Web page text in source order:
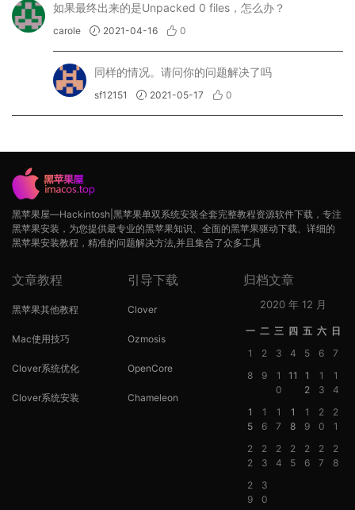
如果最终出来的是Unpacked 0 files，怎么办？
carole 2021-04-16 0
同样的情况。请问你的问题解决了吗
sf12151 2021-05-17 0
黑苹果屋—Hackintosh|黑苹果单双系统安装全套完整教程资源软件下载，专注
黑苹果安装，为您提供最专业的黑苹果知识、全面的黑苹果驱动下载、详细的
黑苹果安装教程，精准的问题解决方法,并且集合了众多工具
文章教程
黑苹果其他教程
Mac使用技巧
Clover系统优化
Clover系统安装
引导下载
Clover
Ozmosis
OpenCore
Chameleon
归档文章
2020 年 12 月
一 二 三 四 五 六 日
1
2 3 4 5 6
7
8
9
1
0
11
1
2
1
3
1
4
1
5
1
6
1
7
1
8
1
9
2
0
2
1
2
2
2
3
2
4
2
5
2
6
2
7
2
8
2
9
3
0